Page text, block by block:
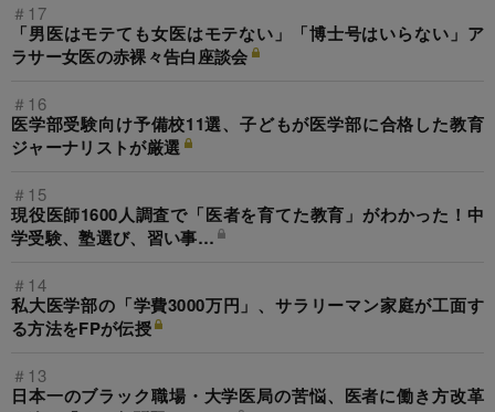
＃17
「男医はモテても女医はモテない」「博士号はいらない」ア
ラサー女医の赤裸々告白座談会
＃16
医学部受験向け予備校11選、子どもが医学部に合格した教育
ジャーナリストが厳選
＃15
現役医師1600人調査で「医者を育てた教育」がわかった！中
学受験、塾選び、習い事…
＃14
私大医学部の「学費3000万円」、サラリーマン家庭が工面す
る方法をFPが伝授
＃13
日本一のブラック職場・大学医局の苦悩、医者に働き方改革